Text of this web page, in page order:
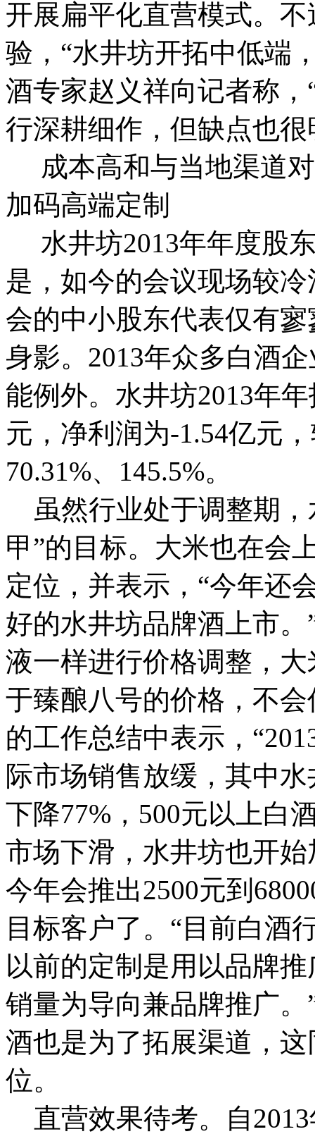
开展扁平化直营模式。
验，“水井坊开拓中低端
酒专家赵义祥向记者称
行深耕细作，但缺点也
成本高和与当地渠道
加码高端定制
水井坊2013年年度股
是，如今的会议现场较
会的中小股东代表仅有
身影。 2013年众多白酒
能例外。水井坊2013年
元，净利润为-1.54亿元
70.31%、145.5%。
虽然行业处于调整期，
甲”的目标。大米也在会
定位，并表示，“今年还
好的水井坊品牌酒上市。
液一样进行价格调整，
于臻酿八号的价格，不会
的工作总结中表示，
际市场销售放缓，其中
下降77%，500元以上白
市场下滑，水井坊也开
今年会推出2500元到
目标客户了。 “目前白酒
以前的定制是用以品牌
销量为导向兼品牌推广
酒也是为了拓展渠道，
位。
直营效果待考。
自